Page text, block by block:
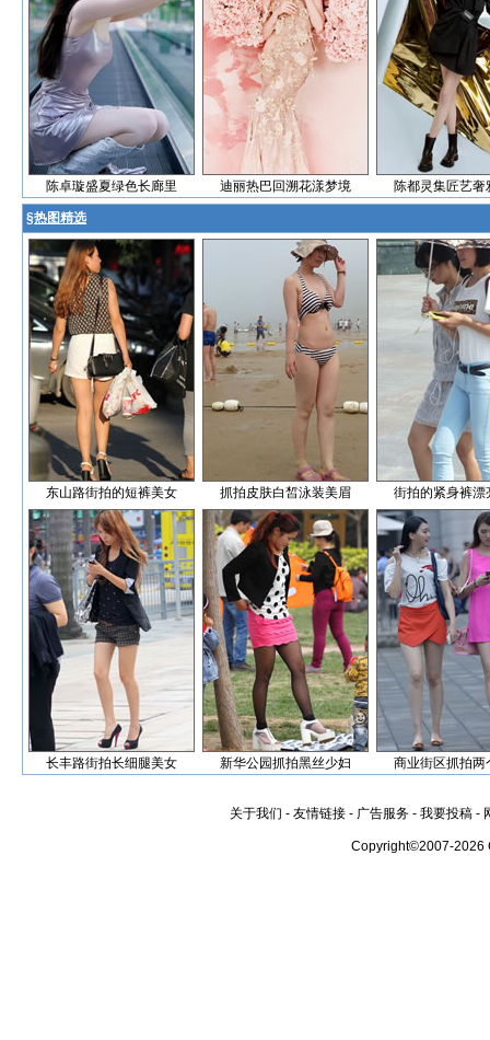
陈卓璇盛夏绿色长廊里 迪丽热巴回溯花漾梦境 陈都灵集匠艺奢
§热图精选
东山路街拍的短裤美女 抓拍皮肤白皙泳装美眉 街拍的紧身裤漂
长丰路街拍长细腿美女 新华公园抓拍黑丝少妇 商业街区抓拍两
关于我们 - 友情链接 - 广告服务 - 我要投稿 -
Copyright©2007-2026